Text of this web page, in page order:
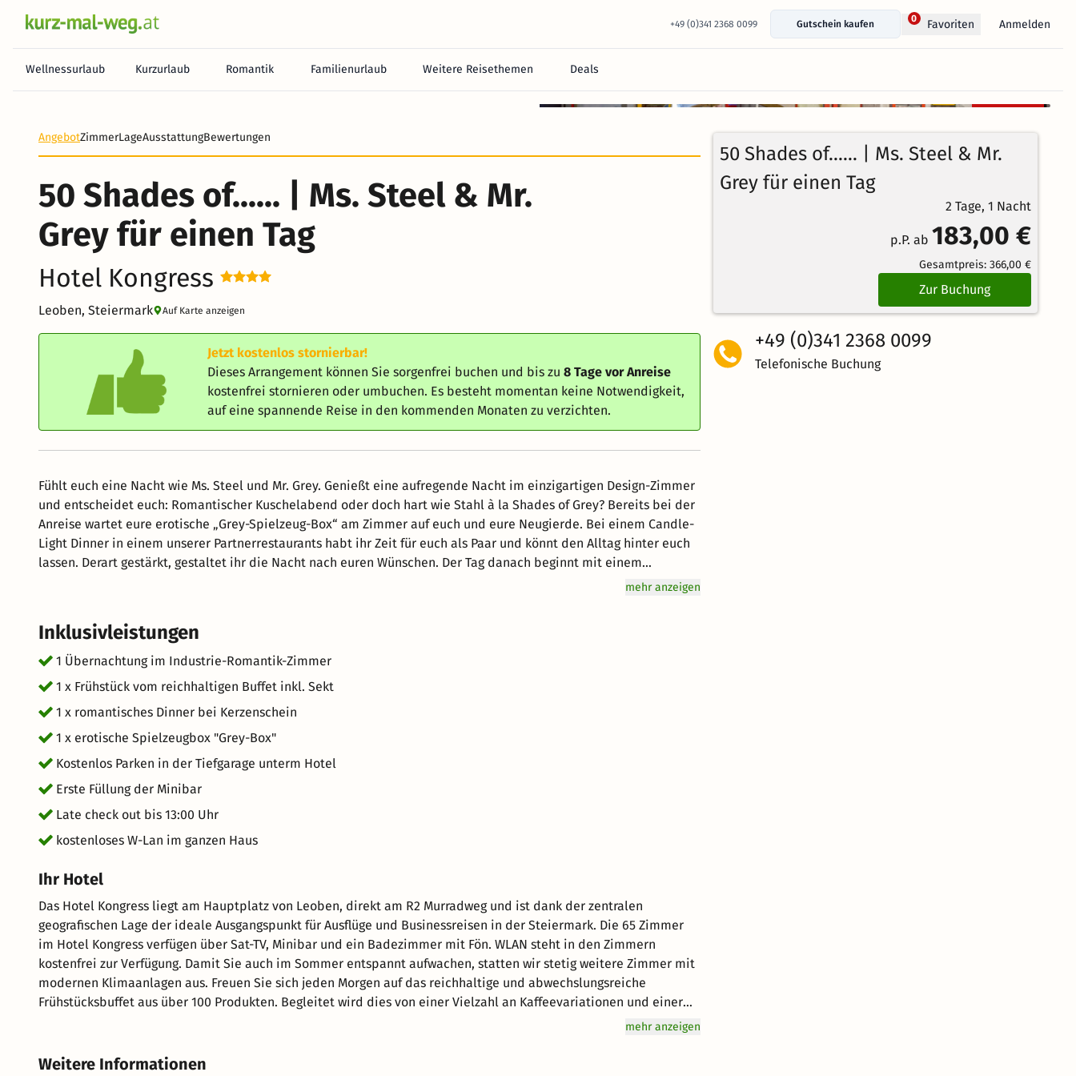
+49 (0)341 2368 0099 Gutschein kaufen
0 Favoriten Anmelden
Wellnessurlaub Kurzurlaub Romantik Familienurlaub Weitere Reisethemen Deals
Heute noch keine Zahlung erforderlich! Zahlen Sie bequem im Hotel.
Bewertungen
5
/5
stornierbar
AngebotZimmerLageAusstattungBewertungen
50 Shades of...... | Ms. Steel & Mr.
Grey für einen Tag
Hotel Kongress
Leoben, Steiermark Auf Karte anzeigen
Jetzt kostenlos stornierbar!
Dieses Arrangement können Sie sorgenfrei buchen und bis zu8 Tage vor Anreise
kostenfrei stornieren oder umbuchen. Es besteht momentan keine Notwendigkeit,
auf eine spannende Reise in den kommenden Monaten zu verzichten.
Fühlt euch eine Nacht wie Ms. Steel und Mr. Grey. Genießt eine aufregende Nacht im einzigartigen Design-Zimmer
und entscheidet euch: Romantischer Kuschelabend oder doch hart wie Stahl à la Shades of Grey? Bereits bei der
Anreise wartet eure erotische „Grey-Spielzeug-Box“ am Zimmer auf euch und eure Neugierde. Bei einem Candle-
Light Dinner in einem unserer Partnerrestaurants habt ihr Zeit für euch als Paar und könnt den Alltag hinter euch
lassen. Derart gestärkt, gestaltet ihr die Nacht nach euren Wünschen. Der Tag danach beginnt mit einem
ausgiebigen Frühstück vom Hotel-Buffet. Wählt aus über 100 Köstlichkeiten, genießt herrlichen Kaffe oder Tee und
einmal unter die Decke - oder in die Rollen von Anastasia und Christian ;-) - zu schlüpfen. Das Zimmer steht bis
13:00 Uhr zu eurer Verfügung. Oder schlendert gemeinsam der Mur entlang, spaziert durch einen der Leobener
Parks oder zur nahe gelegenen Massenburg um eure Zeit zu Zweit zu genießen. Verbringt gemeinsam einen
Hotelaufenthalt an den ihr euch noch lange erninnern werdet!
mehr anzeigen
Inklusivleistungen
1 Übernachtung im Industrie-Romantik-Zimmer
1 x Frühstück vom reichhaltigen Buffet inkl. Sekt
1 x romantisches Dinner bei Kerzenschein
1 x erotische Spielzeugbox "Grey-Box"
Kostenlos Parken in der Tiefgarage unterm Hotel
Erste Füllung der Minibar
Late check out bis 13:00 Uhr
kostenloses W-Lan im ganzen Haus
Ihr Hotel
Das Hotel Kongress liegt am Hauptplatz von Leoben, direkt am R2 Murradweg und ist dank der zentralen
geografischen Lage der ideale Ausgangspunkt für Ausflüge und Businessreisen in der Steiermark. Die 65 Zimmer
im Hotel Kongress verfügen über Sat-TV, Minibar und ein Badezimmer mit Fön. WLAN steht in den Zimmern
kostenfrei zur Verfügung. Damit Sie auch im Sommer entspannt aufwachen, statten wir stetig weitere Zimmer mit
modernen Klimaanlagen aus. Freuen Sie sich jeden Morgen auf das reichhaltige und abwechslungsreiche
Frühstücksbuffet aus über 100 Produkten. Begleitet wird dies von einer Vielzahl an Kaffeevariationen und einer
umfassenden Auswahl an Tees. Frische Eierspeisen werden auf Bestellung frisch aus der Küche zubereitet, das
gastronomischen Angeboten gehören die älteste Brauereigaststätte Leobens, der 400-jährige Arkadenhof
mehr anzeigen
Weitere Informationen
50 Shades of...... | Ms. Steel & Mr.
Grey für einen Tag
2 Tage, 1 Nacht
p.P. ab 183,00 €
Gesamtpreis: 366,00 €
Zur Buchung
+49 (0)341 2368 0099
Telefonische Buchung